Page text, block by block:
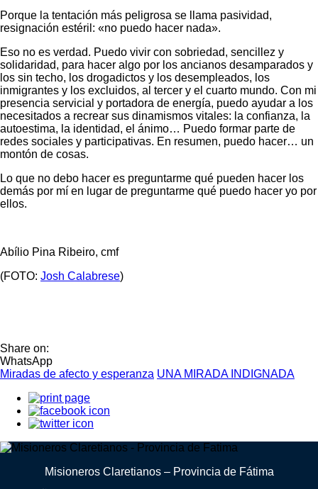
Porque la tentación más peligrosa se llama pasividad,
resignación estéril: «no puedo hacer nada».
Eso no es verdad. Puedo vivir con sobriedad, sencillez y
solidaridad, para hacer algo por los ancianos desamparados y
los sin techo, los drogadictos y los desempleados, los
inmigrantes y los excluidos, al tercer y el cuarto mundo. Con mi
presencia servicial y portadora de energía, puedo ayudar a los
necesitados a recrear sus dinamismos vitales: la confianza, la
autoestima, la identidad, el ánimo… Puedo formar parte de
redes sociales y participativas. En resumen, puedo hacer… un
montón de cosas.
Lo que no debo hacer es preguntarme qué pueden hacer los
demás por mí en lugar de preguntarme qué puedo hacer yo por
ellos.
Abílio Pina Ribeiro, cmf
(FOTO: Josh Calabrese)
Share on:
WhatsApp
Miradas de afecto y esperanza UNA MIRADA INDIGNADA
Misioneros Claretianos – Provincia de Fátima